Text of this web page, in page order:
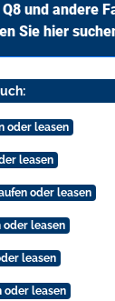
und andere
Sie hier
oder leasen
leasen
oder leasen
oder leasen
leasen
oder leasen